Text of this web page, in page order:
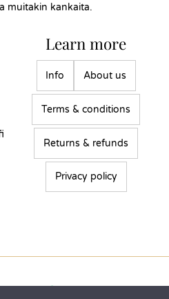
muitakin kankaita.
Learn more
Info About us
Terms & conditions
Returns & refunds
Privacy policy